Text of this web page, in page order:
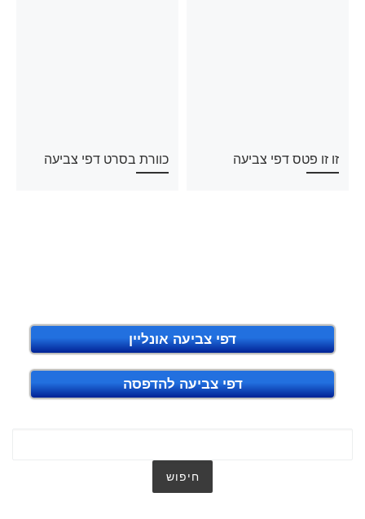
זו זו פטס דפי צביעה כוורת בסרט דפי צביעה
דפי צביעה אונליין
דפי צביעה להדפסה